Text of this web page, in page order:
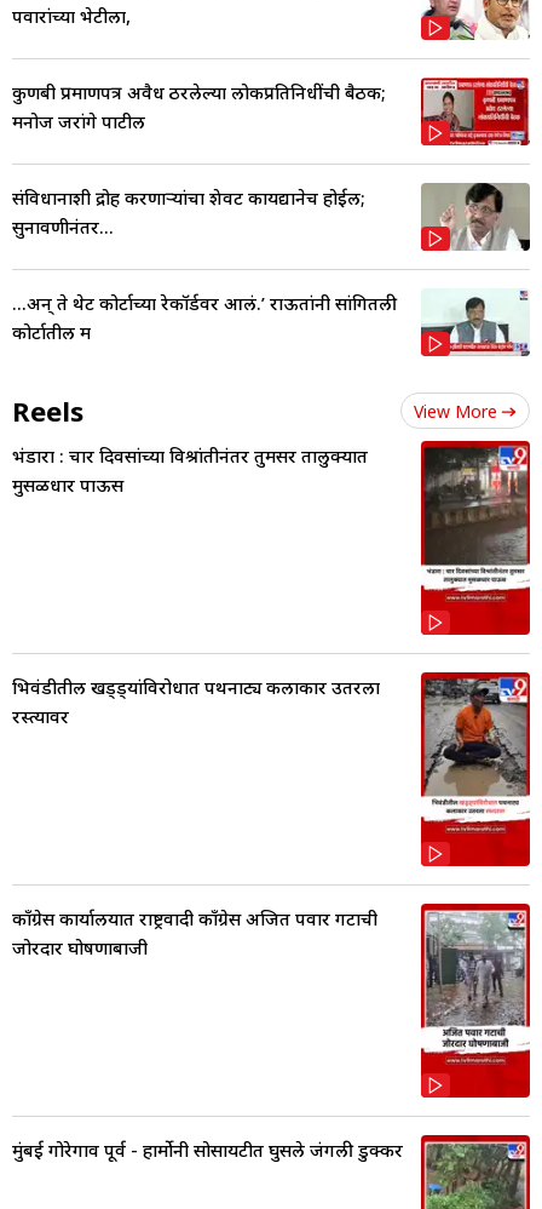
पवारांच्या भेटीला,
कुणबी प्रमाणपत्र अवैध ठरलेल्या लोकप्रतिनिधींची बैठक;
मनोज जरांगे पाटील
संविधानाशी द्रोह करणाऱ्यांचा शेवट कायद्यानेच होईल;
सुनावणीनंतर...
...अन् ते थेट कोर्टाच्या रेकॉर्डवर आलं.’ राऊतांनी सांगितली
कोर्टातील म
Reels View More
भंडारा : चार दिवसांच्या विश्रांतीनंतर तुमसर तालुक्यात
मुसळधार पाऊस
भिवंडीतील खड्ड्यांविरोधात पथनाट्य कलाकार उतरला
रस्त्यावर
काँग्रेस कार्यालयात राष्ट्रवादी काँग्रेस अजित पवार गटाची
जोरदार घोषणाबाजी
मुंबई गोरेगाव पूर्व - हार्मोनी सोसायटीत घुसले जंगली डुक्कर